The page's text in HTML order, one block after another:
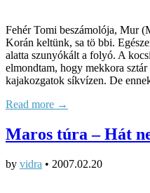
Fehér Tomi beszámolója, Mur
Korán keltünk, sa tö bbi.
alatta szunyókált a folyó. A
elmondtam, hogy mekkora
kajakozgatok síkvízen. De
Read more →
Maros túra – Hát
by vidra • 2007.02.20